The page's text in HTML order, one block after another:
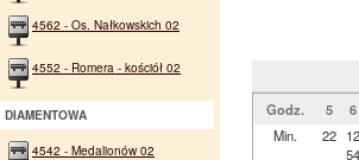
Godz.
5 6
Min.
22 12
54
4562 - Os. Nałkowskich 02
4552 - Romera - kościół 02
DIAMENTOWA
4542 - Medalionów 02